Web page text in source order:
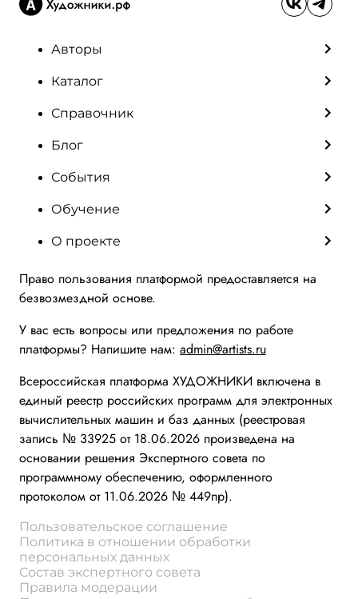
Авторы
Каталог
Справочник
Блог
События
Обучение
О проекте
Право пользования платформой предоставляется на
безвозмездной основе.
У вас есть вопросы или предложения по работе
платформы? Напишите нам: admin@artists.ru
Всероссийская платформа ХУДОЖНИКИ включена в
единый реестр российских программ для электронных
вычислительных машин и баз данных (реестровая
запись № 33925 от 18.06.2026 произведена на
основании решения Экспертного совета по
программному обеспечению, оформленного
протоколом от 11.06.2026 № 449пр).
Пользовательское соглашение
Политика в отношении обработки
персональных данных
Состав экспертного совета
Правила модерации